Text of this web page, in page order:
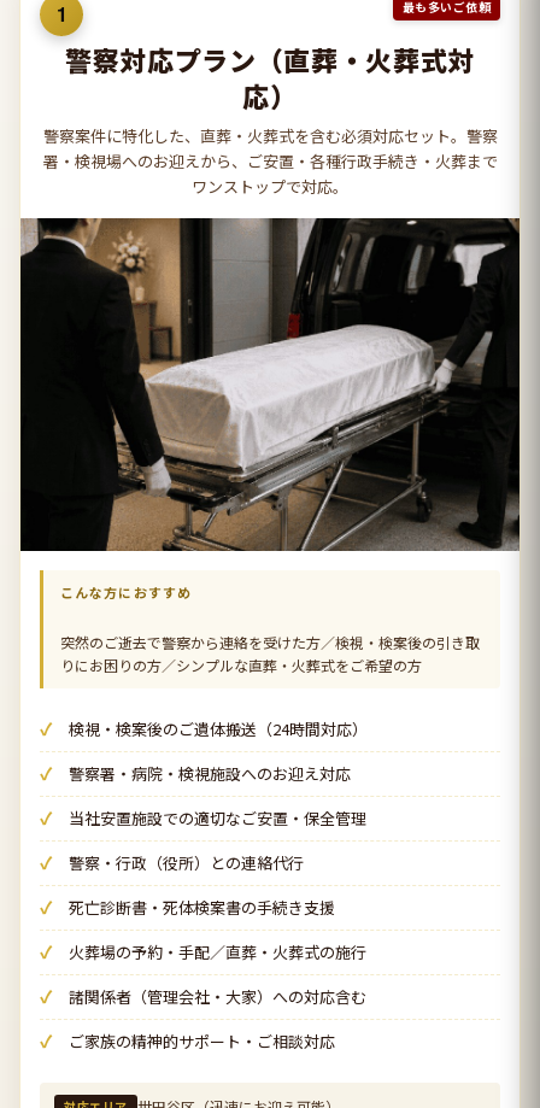
1 最も多いご依頼
警察対応プラン（直葬・火葬式対
応）
警察案件に特化した、直葬・火葬式を含む必須対応セット。警察
署・検視場へのお迎えから、ご安置・各種行政手続き・火葬まで
ワンストップで対応。
こんな方におすすめ
突然のご逝去で警察から連絡を受けた方／検視・検案後の引き取
りにお困りの方／シンプルな直葬・火葬式をご希望の方
検視・検案後のご遺体搬送（24時間対応）
警察署・病院・検視施設へのお迎え対応
当社安置施設での適切なご安置・保全管理
警察・行政（役所）との連絡代行
死亡診断書・死体検案書の手続き支援
火葬場の予約・手配／直葬・火葬式の施行
諸関係者（管理会社・大家）への対応含む
ご家族の精神的サポート・ご相談対応